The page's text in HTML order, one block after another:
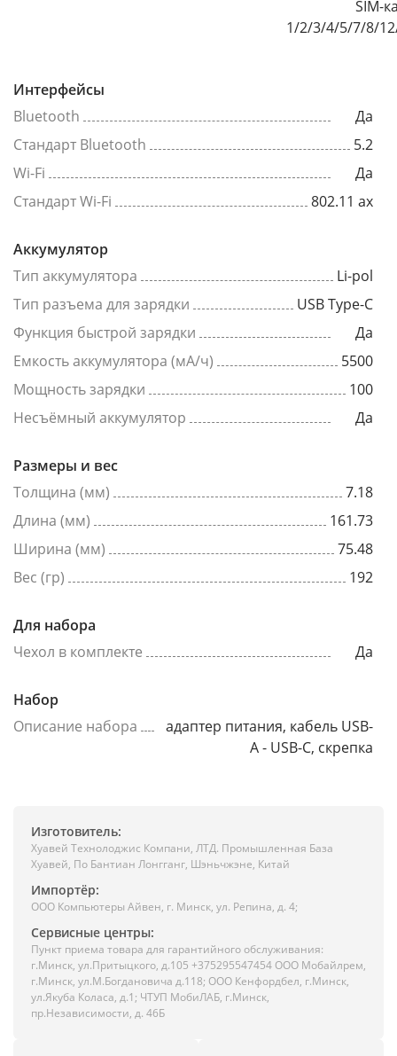
SIM-
1/2/3/4/5/7/8/
Интерфейсы
Bluetooth
Да
Стандарт Bluetooth
5.2
Wi-Fi
Да
Стандарт Wi-Fi
802.11 ax
Аккумулятор
Тип аккумулятора
Li-pol
Тип разъема для зарядки
USB Type-C
Функция быстрой зарядки
Да
Емкость аккумулятора (мА/ч)
5500
Мощность зарядки
100
Несъёмный аккумулятор
Да
Размеры и вес
Толщина (мм)
7.18
Длина (мм)
161.73
Ширина (мм)
75.48
Вес (гр)
192
Для набора
Чехол в комплекте
Да
Набор
Описание набора
адаптер питания, кабель USB-
A - USB-C, скрепка
Изготовитель:
Хуавей Технолоджис Компани, ЛТД. Промышленная База
Хуавей, По Бантиан Лонгганг, Шэньчжэне, Китай
Импортёр:
ООО Компьютеры Айвен, г. Минск, ул. Репина, д. 4;
Сервисные центры:
Пункт приема товара для гарантийного обслуживания:
г.Минск, ул.Притыцкого, д.105 +375295547454 ООО Мобайлрем,
г.Минск, ул.М.Богдановича д.118; ООО Кенфордбел, г.Минск,
ул.Якуба Коласа, д.1; ЧТУП МобиЛАБ, г.Минск,
пр.Независимости, д. 46Б